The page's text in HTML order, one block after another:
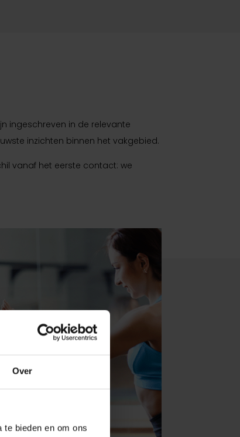
Over
bieden en om ons
ingeschreven in de relevante
inzichten binnen het vakgebied.
vanaf het eerste contact: we